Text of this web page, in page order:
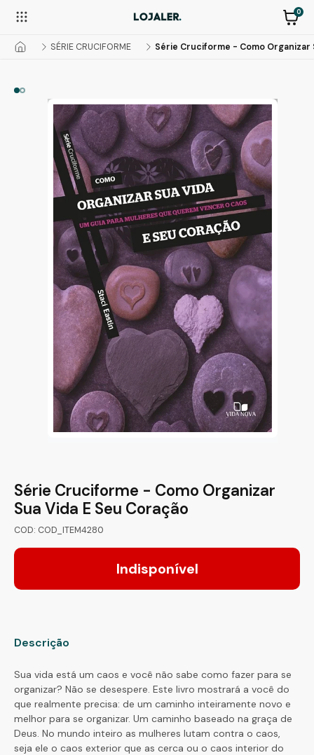
0
SÉRIE CRUCIFORME Série Cruciforme - Como Organizar
Série Cruciforme - Como Organizar
Sua Vida E Seu Coração
COD: COD_ITEM4280
Indisponível
Descrição
Sua vida está um caos e você não sabe como fazer para se
organizar? Não se desespere. Este livro mostrará a você do
que realmente precisa: de um caminho inteiramente novo e
melhor para se organizar. Um caminho baseado na graça de
Deus. No mundo inteiro as mulheres lutam contra o caos,
seja ele o caos exterior que as cerca ou o caos interior do